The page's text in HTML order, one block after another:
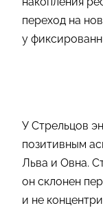
переход на
у
У Стрельцов
позитивным
Льва и Овна.
он склонен
и не